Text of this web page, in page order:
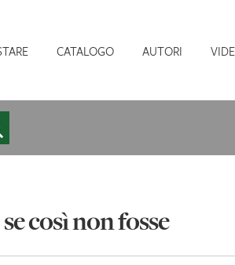
CATALOGO AUTORI
così non fosse